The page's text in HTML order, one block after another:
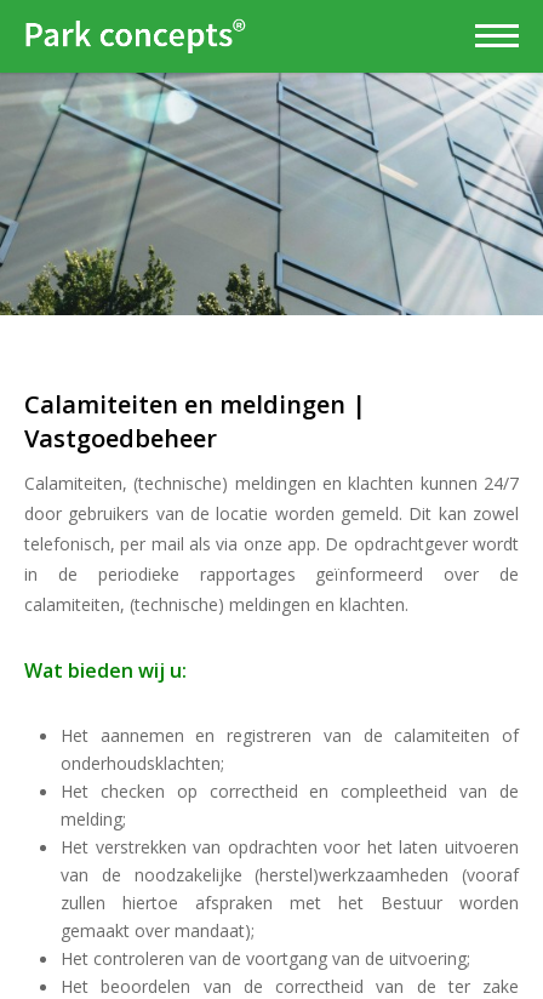
Calamiteiten en meldingen |
Vastgoedbeheer
Calamiteiten, (technische) meldingen en klachten kunnen 24/7
door gebruikers van de locatie worden gemeld. Dit kan zowel
telefonisch, per mail als via onze app. De opdrachtgever wordt
in de periodieke rapportages geïnformeerd over de
calamiteiten, (technische) meldingen en klachten.
Wat bieden wij u:
Het aannemen en registreren van de calamiteiten of
onderhoudsklachten;
Het checken op correctheid en compleetheid van de
melding;
Het verstrekken van opdrachten voor het laten uitvoeren
van de noodzakelijke (herstel)werkzaamheden (vooraf
zullen hiertoe afspraken met het Bestuur worden
gemaakt over mandaat);
Het controleren van de voortgang van de uitvoering;
Het beoordelen van de correctheid van de ter zake